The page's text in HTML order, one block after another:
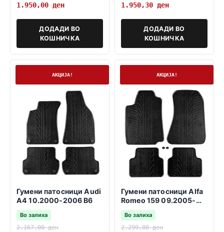
1.950,00 ден
ДОДАДИ ВО
КОШНИЧКА
1.950,30 ден
ДОДАДИ ВО
КОШНИЧКА
АКЦИЈА!
Гумени патосници Audi
A4 10.2000-2006 B6
Во залиха
2.167,00ден
АКЦИЈА!
Гумени патосници Alfa
Romeo 159 09.2005-
11.2011
Во залиха
2.299,00ден